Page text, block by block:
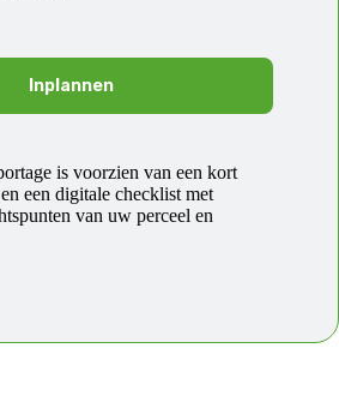
Inplannen
is voorzien van een kort
een digitale checklist met
van uw perceel en